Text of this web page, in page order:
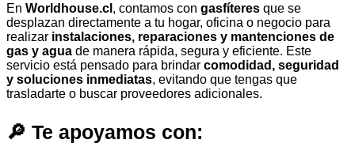
En Worldhouse.cl , contamos con gasfíteres que se
desplazan directamente a tu hogar, oficina o negocio para
realizar instalaciones, reparaciones y mantenciones de
gas y agua de manera rápida, segura y eficiente. Este
servicio está pensado para brindar comodidad, seguridad
y soluciones inmediatas, evitando que tengas que
trasladarte o buscar proveedores adicionales.
🔎 Te apoyamos con: